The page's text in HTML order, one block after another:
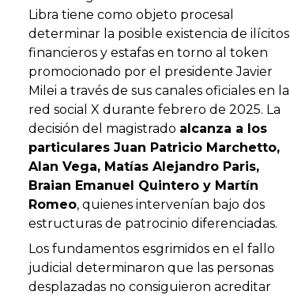
Libra tiene como objeto procesal
determinar la posible existencia de ilícitos
financieros y estafas en torno al token
promocionado por el presidente Javier
Milei a través de sus canales oficiales en la
red social X durante febrero de 2025. La
decisión del magistrado alcanza a los
particulares Juan Patricio Marchetto,
Alan Vega, Matías Alejandro Paris,
Braian Emanuel Quintero y Martín
Romeo, quienes intervenían bajo dos
estructuras de patrocinio diferenciadas.
Los fundamentos esgrimidos en el fallo
judicial determinaron que las personas
desplazadas no consiguieron acreditar